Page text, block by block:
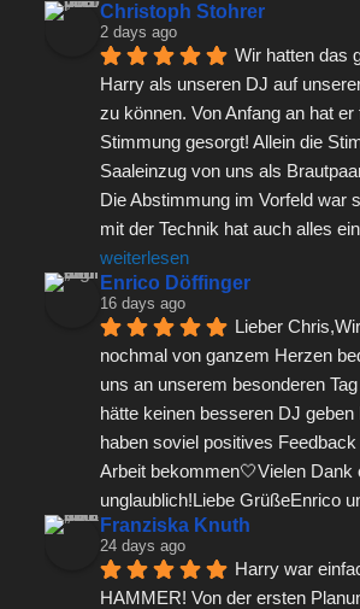
Christoph Stohrer
2 days ago
Wir hatten das
Harry als unseren DJ auf
zu können. Von Anfang an hat er
Stimmung gesorgt! Allein die
Saaleinzug von uns als
Die Abstimmung im Vorfeld war
mit der Technik hat auch alles
weiterlesen
Enrico Döffinger
16 days ago
Lieber
nochmal von ganzem Herzen
uns an unserem besonderen
hätte keinen besseren DJ geben
haben soviel positives
Arbeit bekommen🤍Vielen Dank
unglaublich!Liebe GrüßeEnrico
Franziska Knuth
24 days ago
Harry war
HAMMER! Von der ersten